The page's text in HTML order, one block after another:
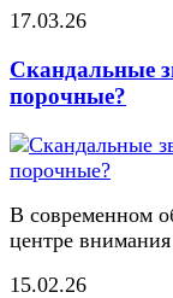
17.03.26
Скандальные
порочные?
В современном
центре
15.02.26